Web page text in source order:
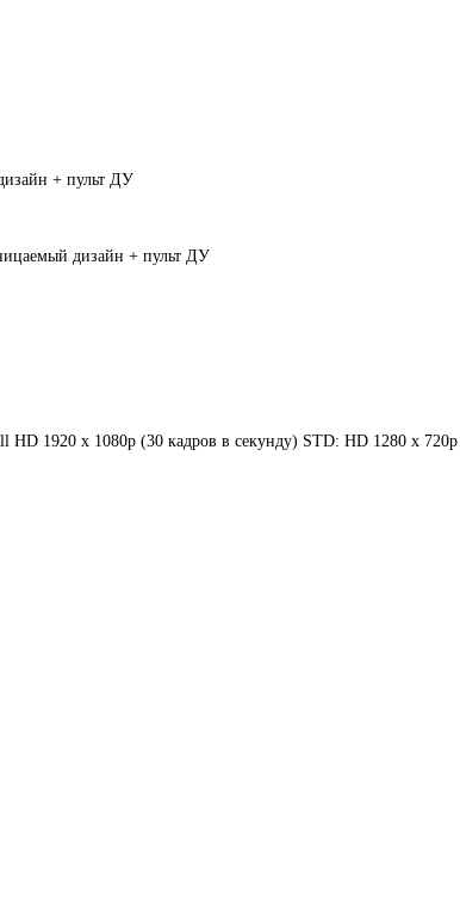
+ пульт ДУ
дизайн + пульт ДУ
1920 х 1080p (30 кадров в секунду) STD: HD 1280 х